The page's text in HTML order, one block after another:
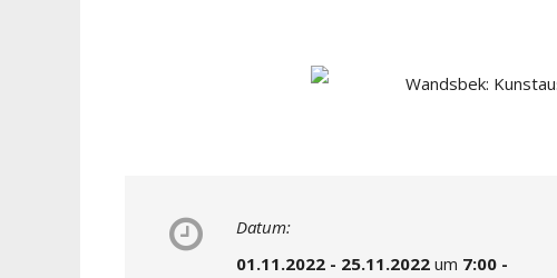
Datum:
01.11.2022 - 25.11.2022 um 7:00 -